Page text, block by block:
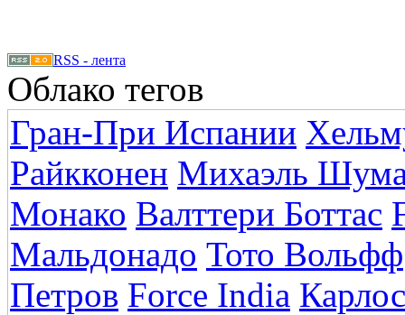
RSS - лента
Облако тегов
Гран-При Испании
Райкконен Михаэль
Монако Валттери Боттас
Мальдонадо Тото Вольфф
Петров Force India